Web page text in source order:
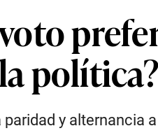
política?
y alternancia